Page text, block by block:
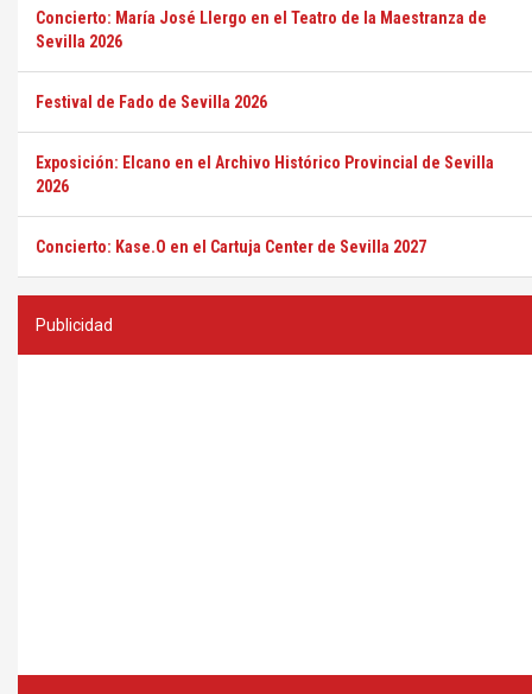
Concierto: María José Llergo en el Teatro de la Maestranza de
Sevilla 2026
Festival de Fado de Sevilla 2026
Exposición: Elcano en el Archivo Histórico Provincial de Sevilla
2026
Concierto: Kase.O en el Cartuja Center de Sevilla 2027
Publicidad